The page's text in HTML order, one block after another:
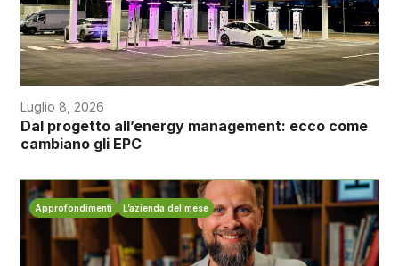
Luglio 8, 2026
Dal progetto all’energy management: ecco come
cambiano gli EPC
Approfondimenti L’azienda del mese